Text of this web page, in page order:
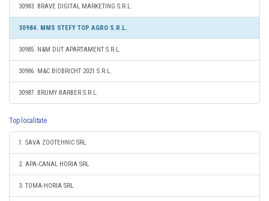
30983. BRAVE DIGITAL MARKETING S.R.L.
30984. MMS STEFY TOP AGRO S.R.L.
30985. N&M DUT APARTAMENT S.R.L.
30986. M&C BIOBRICHT 2021 S.R.L.
30987. BRUMY BARBER S.R.L.
Top localitate
1. SAVA ZOOTEHNIC SRL
2. APA-CANAL HORIA SRL
3. TOMA-HORIA SRL